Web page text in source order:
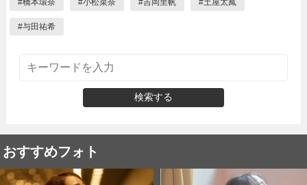
#橋本環奈 #小松菜奈 #吉岡里帆 #土屋太鳳
#与田祐希
検索する
おすすめフォト